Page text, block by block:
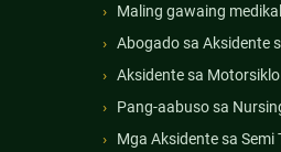
Maling gawaing medikal
Abogado sa Aksidente
Aksidente sa Motorsiklo
Pang-aabuso sa
Mga Aksidente sa Semi